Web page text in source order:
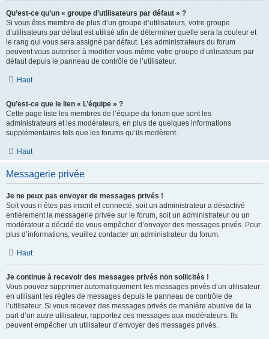
Qu’est-ce qu’un « groupe d’utilisateurs par défaut » ?
Si vous êtes membre de plus d’un groupe d’utilisateurs, votre groupe
d’utilisateurs par défaut est utilisé afin de déterminer quelle sera la couleur et
le rang qui vous sera assigné par défaut. Les administrateurs du forum
peuvent vous autoriser à modifier vous-même votre groupe d’utilisateurs par
défaut depuis le panneau de contrôle de l’utilisateur.
Haut
Qu’est-ce que le lien « L’équipe » ?
Cette page liste les membres de l’équipe du forum que sont les
administrateurs et les modérateurs, en plus de quelques informations
supplémentaires tels que les forums qu’ils modèrent.
Haut
Messagerie privée
Je ne peux pas envoyer de messages privés !
Soit vous n’êtes pas inscrit et connecté, soit un administrateur a désactivé
entièrement la messagerie privée sur le forum, soit un administrateur ou un
modérateur a décidé de vous empêcher d’envoyer des messages privés. Pour
plus d’informations, veuillez contacter un administrateur du forum.
Haut
Je continue à recevoir des messages privés non sollicités !
Vous pouvez supprimer automatiquement les messages privés d’un utilisateur
en utilisant les règles de messages depuis le panneau de contrôle de
l’utilisateur. Si vous recevez des messages privés de manière abusive de la
part d’un autre utilisateur, rapportez ces messages aux modérateurs. Ils
peuvent empêcher un utilisateur d’envoyer des messages privés.